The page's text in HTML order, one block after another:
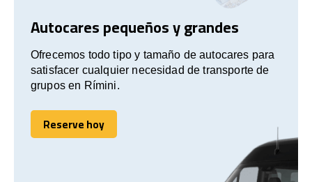
Autocares pequeños y grandes
Ofrecemos todo tipo y tamaño de autocares para
satisfacer cualquier necesidad de transporte de
grupos en Rímini.
Reserve hoy
Reserve hoy